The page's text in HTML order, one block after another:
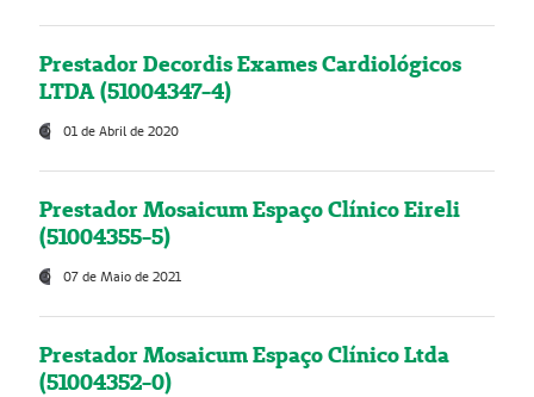
Prestador Decordis Exames Cardiológicos
LTDA (51004347-4)
01 de Abril de 2020
Prestador Mosaicum Espaço Clínico Eireli
(51004355-5)
07 de Maio de 2021
Prestador Mosaicum Espaço Clínico Ltda
(51004352-0)